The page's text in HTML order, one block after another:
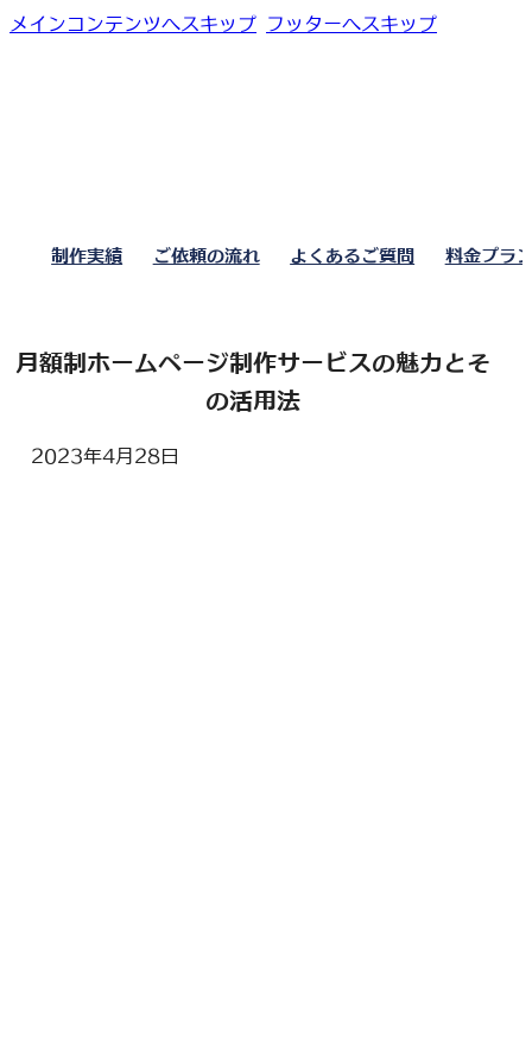
メインコンテンツへスキップ フッターへスキップ
制作実績 ご依頼の流れ よくあるご質問 料金プラ
月額制ホームページ制作サービスの魅力とそ
の活用法
2023年4月28日